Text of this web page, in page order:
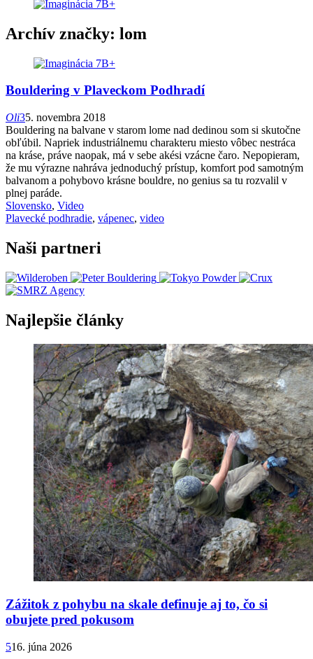
Archív značky: lom
Bouldering v Plaveckom Podhradí
Oli35. novembra 2018
Bouldering na balvane v starom lome nad dedinou som si skutočne
obľúbil. Napriek industriálnemu charakteru miesto vôbec nestráca
na kráse, práve naopak, má v sebe akési vzácne čaro. Nepopieram,
že mu výrazne nahráva jednoduchý prístup, komfort pod samotným
balvanom a pohybovo krásne bouldre, no genius sa tu rozvalil v
plnej paráde.
Slovensko, Video
Plavecké podhradie, vápenec, video
Naši partneri
Najlepšie články
Zážitok z pohybu na skale definuje aj to, čo si
obujete pred pokusom
516. júna 2026